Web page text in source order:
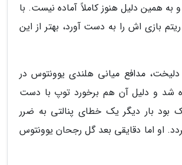
به همین دلیل هنوز کاملاً آماده نیست. با
بازی اش را به دست آورد، بهتر از این
دلیخت، مدافع میانی هلندی یوونتوس در
شد و دلیل آن هم برخورد توپ با دست
بود بار دیگر یک خطای پنالتی به ضرر
او اما دقایقی بعد گل رجحان یوونتوس